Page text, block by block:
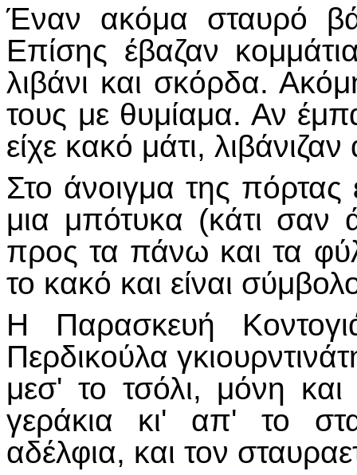
Έναν ακόμα σταυρό
Επίσης έβαζαν
λιβάνι και σκόρδα.
τους με θυμίαμα. Αν
είχε κακό μάτι,
Στο άνοιγμα της πόρτας
μια μπότυκα (κάτι σαν
προς τα πάνω και τα
το κακό και είναι
Η Παρασκευή
Περδικούλα
μεσ' το τσόλι, μόνη
γεράκια κι' απ' το
αδέλφια, και τον